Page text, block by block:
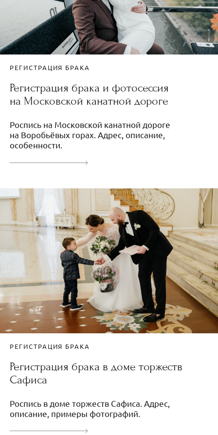
РЕГИСТРАЦИЯ БРАКА
Регистрация брака и фотосессия
на Московской канатной дороге
Роспись на Московской канатной дороге
на Воробьёвых горах. Адрес, описание,
особенности.
РЕГИСТРАЦИЯ БРАКА
Регистрация брака в доме торжеств
Сафиса
Роспись в доме торжеств Сафиса. Адрес,
описание, примеры фотографий.